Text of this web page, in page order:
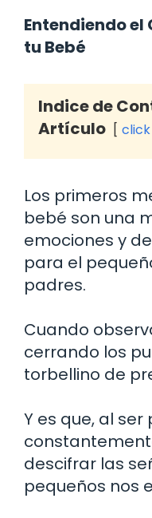
Entendiendo
tu Bebé
Indice de
Artículo
Los primeros
bebé son una
emociones y
para el
padres.
Cuando
cerrando los
torbellino de
Y es que, al
descifrar las
pequeños nos